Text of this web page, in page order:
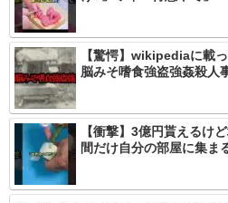
【驚愕】wikipediaに載
脳みそ嗜食強盗強姦殺人
【衝撃】3億円貰えるけ
間だけ自分の部屋に集ま